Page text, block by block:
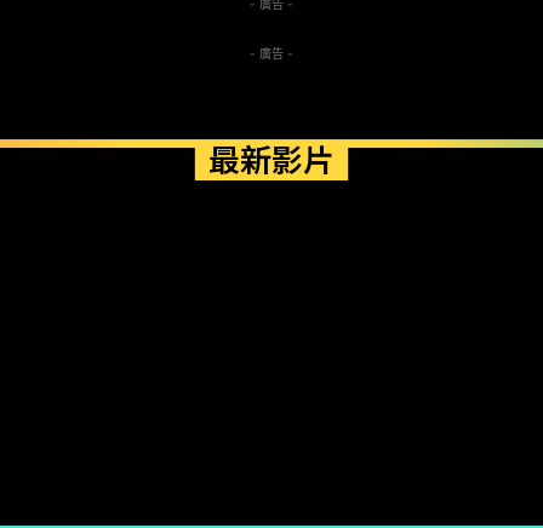
- 廣告 -
- 廣告 -
最新影片